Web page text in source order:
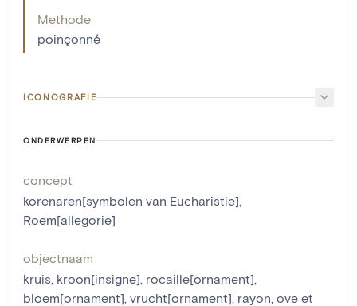
Methode
poinçonné
ICONOGRAFIE
ONDERWERPEN
concept
korenaren[symbolen van Eucharistie],
Roem[allegorie]
objectnaam
kruis, kroon[insigne], rocaille[ornament],
bloem[ornament], vrucht[ornament], rayon, ove et